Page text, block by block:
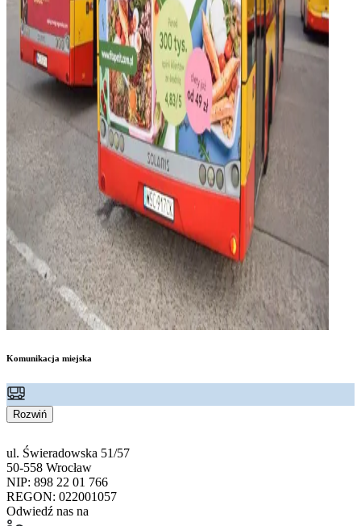
Komunikacja miejska
Rozwiń
ul. Świeradowska 51/57
50-558 Wrocław
NIP: 898 22 01 766
REGON: 022001057
Odwiedź nas na